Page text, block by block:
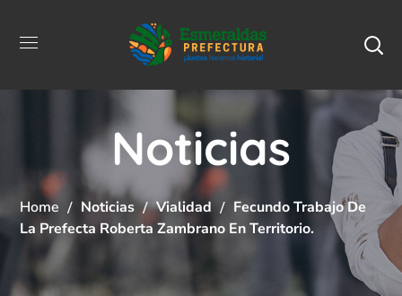
Noticias
Home Noticias Vialidad
Fecundo Trabajo De
La Prefecta Roberta Zambrano En Territorio.